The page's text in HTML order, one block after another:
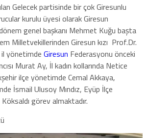
Gelecek partisinde bir çok Giresunlu
kurulu üyesi olarak Giresun
genel başkanı Mehmet Kuğu başta
Milletvekillerinden Giresun kızı Prof.Dr.
yönetimde Giresun Federasyonu önceki
Murat Ay, İl kadın kollarında Netice
ilçe yönetimde Cemal Akkaya,
İsmail Ulusoy Mındız, Eyüp İlçe
görev almaktadır.